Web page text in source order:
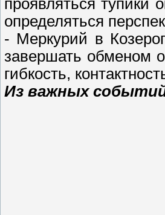
проявляться тупики
определяться
- Меркурий в
завершать обменом
гибкость,
Из важных